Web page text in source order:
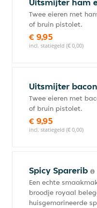
Twee eieren met
of bruin pistolet.
€ 9,95
incl. statiegeld (€ 0,00)
Uitsmijter
Twee eieren met
of bruin pistolet.
€ 9,95
incl. statiegeld (€ 0,00)
Spicy Sparerib
Een echte
broodje royaal
huisgemarineerde